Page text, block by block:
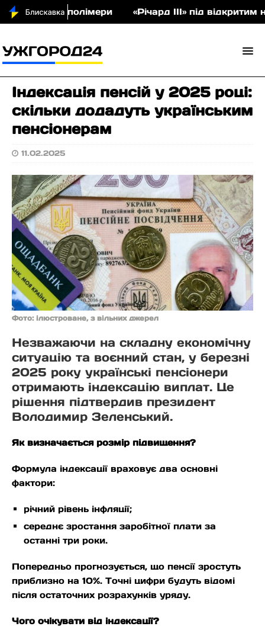
співполімери «Річард ІІІ» під відкритим
Індексація пенсій у 2025 році:
скільки додадуть українським
пенсіонерам
11.02.2025
Фото: ілюстроване, з вільних джерел
Незважаючи на складну економічну
ситуацію та воєнний стан, у березні
2025 року українські пенсіонери
отримають індексацію виплат. Це
рішення підтвердив президент
Володимир Зеленський.
Як визначається розмір підвищення?
Формула індексації враховує два основні
фактори:
річний рівень інфляції;
середнє зростання заробітної плати за
останні три роки.
Попередньо прогнозується, що пенсії зростуть
приблизно на 10%. Точні цифри будуть відомі
після остаточних розрахунків уряду.
Чого очікувати від індексації?